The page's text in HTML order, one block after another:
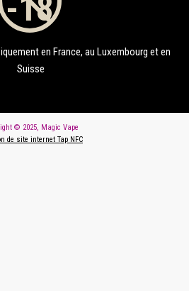
en France, au Luxembourg et en
Suisse
© 2025, Magic Vape
de site internet Tap NFC